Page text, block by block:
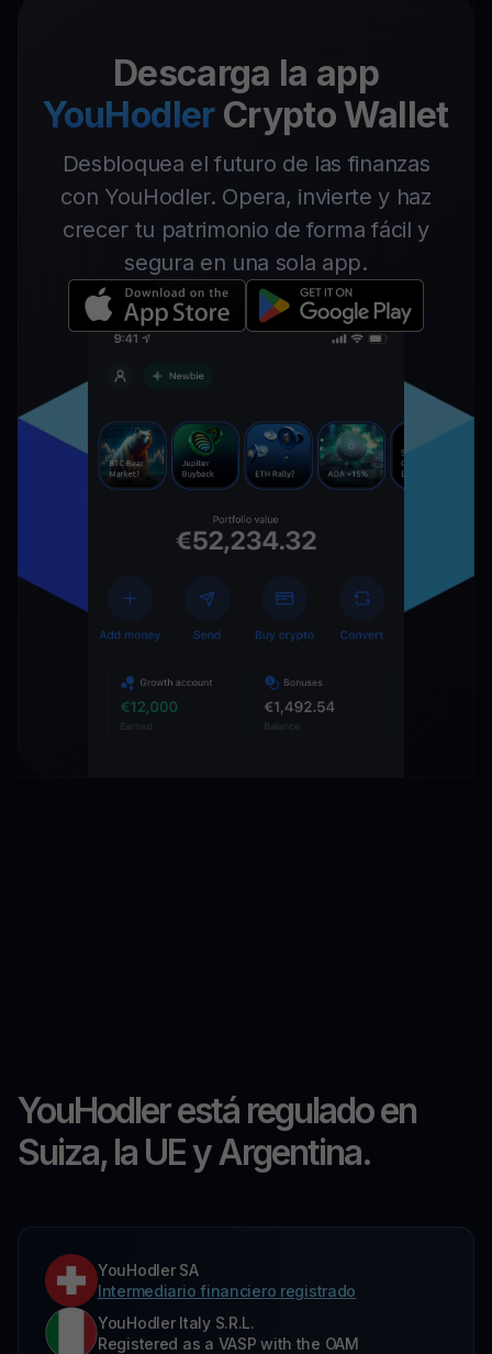
Descarga la app
YouHodler Crypto Wallet
Desbloquea el futuro de las finanzas
con YouHodler. Opera, invierte y haz
crecer tu patrimonio de forma fácil y
segura en una sola app.
YouHodler está regulado en
Suiza, la UE y Argentina.
YouHodler SA
Intermediario financiero registrado
YouHodler Italy S.R.L.
Registered as a VASP with the OAM